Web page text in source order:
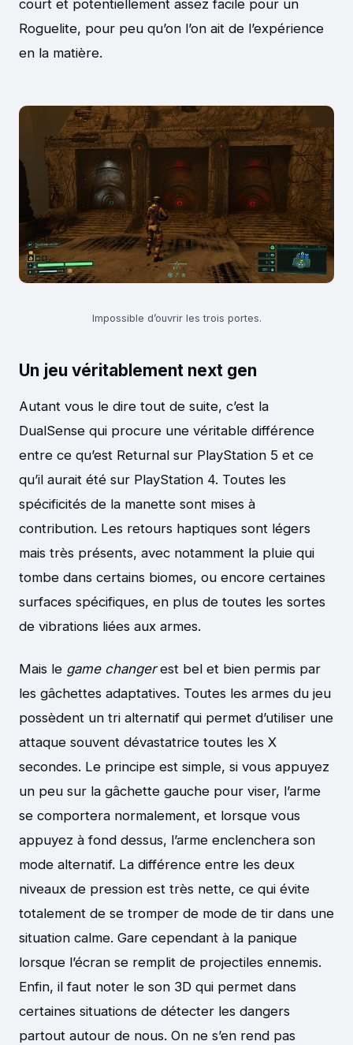
court et potentiellement assez facile pour un
Roguelite, pour peu qu’on l’on ait de l’expérience
en la matière.
Impossible d’ouvrir les trois portes.
Un jeu véritablement next gen
Autant vous le dire tout de suite, c’est la
DualSense qui procure une véritable différence
entre ce qu’est Returnal sur PlayStation 5 et ce
qu’il aurait été sur PlayStation 4. Toutes les
spécificités de la manette sont mises à
contribution. Les retours haptiques sont légers
mais très présents, avec notamment la pluie qui
tombe dans certains biomes, ou encore certaines
surfaces spécifiques, en plus de toutes les sortes
de vibrations liées aux armes.
Mais le game changerest bel et bien permis par
les gâchettes adaptatives. Toutes les armes du jeu
possèdent un tri alternatif qui permet d’utiliser une
attaque souvent dévastatrice toutes les X
secondes. Le principe est simple, si vous appuyez
un peu sur la gâchette gauche pour viser, l’arme
se comportera normalement, et lorsque vous
appuyez à fond dessus, l’arme enclenchera son
mode alternatif. La différence entre les deux
niveaux de pression est très nette, ce qui évite
totalement de se tromper de mode de tir dans une
situation calme. Gare cependant à la panique
lorsque l’écran se remplit de projectiles ennemis.
Enfin, il faut noter le son 3D qui permet dans
certaines situations de détecter les dangers
partout autour de nous. On ne s’en rend pas